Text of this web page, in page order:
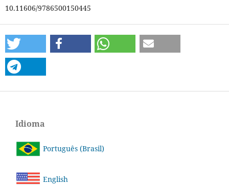
10.11606/9786500150445
Idioma
Português (Brasil)
English